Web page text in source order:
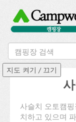
사슬치 오토캠
치하고 있으며